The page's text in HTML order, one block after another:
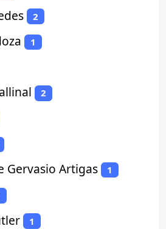
2
1
2
Gervasio Artigas 1
1